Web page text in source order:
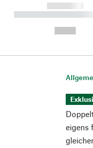
------------
----------- -----------
eigens